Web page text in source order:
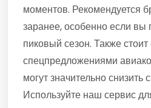
моментов. Рекомендуется
заранее, особенно если вы
пиковый сезон. Также
спецпредложениями
могут значительно снизить
Используйте наш сервис